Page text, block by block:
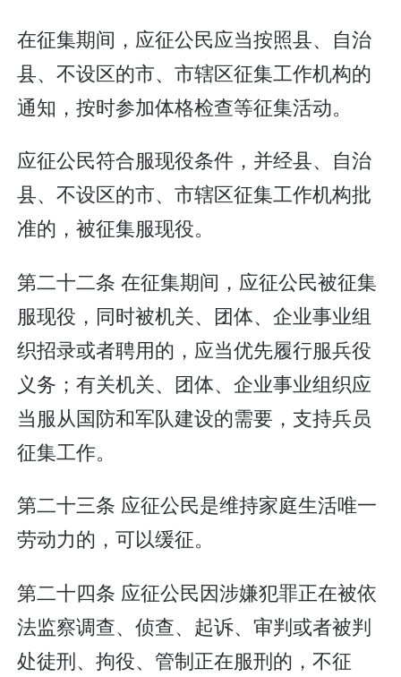
在征集期间，应征公民应当按照县、自治
县、不设区的市、市辖区征集工作机构的
通知，按时参加体格检查等征集活动。
应征公民符合服现役条件，并经县、自治
县、不设区的市、市辖区征集工作机构批
准的，被征集服现役。
第二十二条 在征集期间，应征公民被征集
服现役，同时被机关、团体、企业事业组
织招录或者聘用的，应当优先履行服兵役
义务；有关机关、团体、企业事业组织应
当服从国防和军队建设的需要，支持兵员
征集工作。
第二十三条 应征公民是维持家庭生活唯一
劳动力的，可以缓征。
第二十四条 应征公民因涉嫌犯罪正在被依
法监察调查、侦查、起诉、审判或者被判
处徒刑、拘役、管制正在服刑的，不征